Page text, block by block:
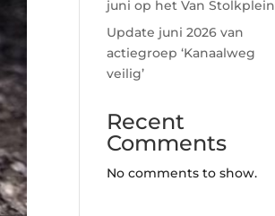
juni op het Van Stolkplein
Update juni 2026 van
actiegroep ‘Kanaalweg
veilig’
Recent
Comments
No comments to show.